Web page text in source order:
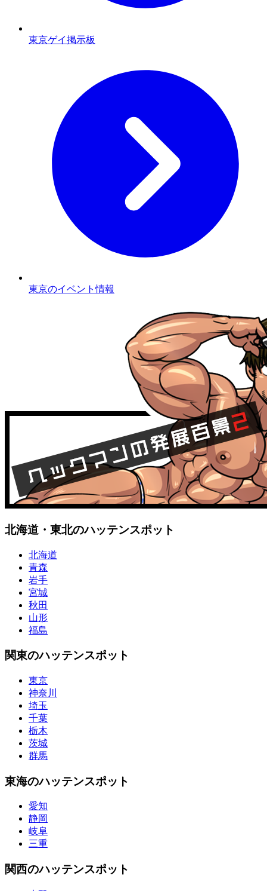
東京ゲイ掲示板
東京のイベント情報
北海道・東北のハッテンスポット
北海道
青森
岩手
宮城
秋田
山形
福島
関東のハッテンスポット
東京
神奈川
埼玉
千葉
栃木
茨城
群馬
東海のハッテンスポット
愛知
静岡
岐阜
三重
関西のハッテンスポット